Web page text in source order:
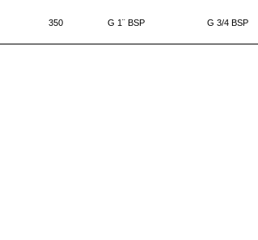
350 G 1¨ BSP G 3/4 BSP